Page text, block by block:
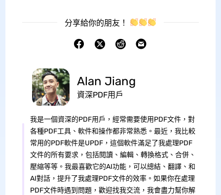
分享給你的朋友！
Alan Jiang
資深PDF用戶
我是一個資深的PDF用戶，經常需要使用PDF文件，對
各種PDF工具、軟件和操作都非常熟悉。最近，我比較
常用的PDF軟件是UPDF，這個軟件滿足了我處理PDF
文件的所有要求，包括閱讀、編輯、轉換格式、合併、
壓縮等等。我最喜歡它的AI功能，可以總結、翻譯、和
AI對話，提升了我處理PDF文件的效率。如果你在處理
PDF文件時遇到問題，歡迎找我交流，我會盡力幫你解